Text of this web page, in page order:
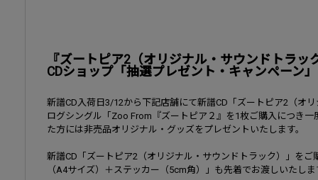
『ズートピア2（オリジナル・サウンドトラッ
CDショップ「抽選プレゼント・キャンペーン
新譜CD入荷日3/12から下記店舗にて新譜CD「ズートピア2（オ
ログシングル「Zoo From『ズートピア２』を1枚ご購入につき
た方には非売品オリジナル・グッズをプレゼントいたします。
新譜CD「ズートピア2（オリジナル・サウンドトラック）」を
（A4サイズ）＋ステッカー（5cm角）」も先着でお渡しいたしま